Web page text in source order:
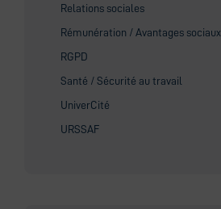
Relations sociales
Rémunération / Avantages sociaux
RGPD
Santé / Sécurité au travail
UniverCité
URSSAF